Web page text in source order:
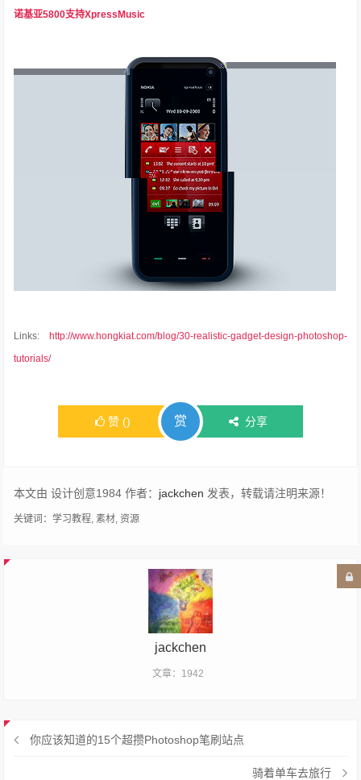
诺基亚5800支持XpressMusic
Links:
http://www.hongkiat.com/blog/30-realistic-gadget-design-photoshop-
tutorials/
赞 () 赏 分享
本文由 设计创意1984 作者： jackchen 发表，转载请注明来源！
关键词：学习教程,素材,资源
jackchen
文章：1942
你应该知道的15个超攒Photoshop笔刷站点
骑着单车去旅行